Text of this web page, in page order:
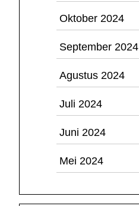
Oktober 2024
September 2024
Agustus 2024
Juli 2024
Juni 2024
Mei 2024